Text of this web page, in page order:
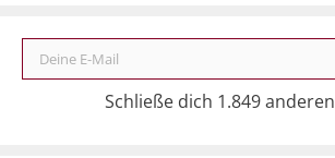
Deine E-Mail
Schließe dich 1.849